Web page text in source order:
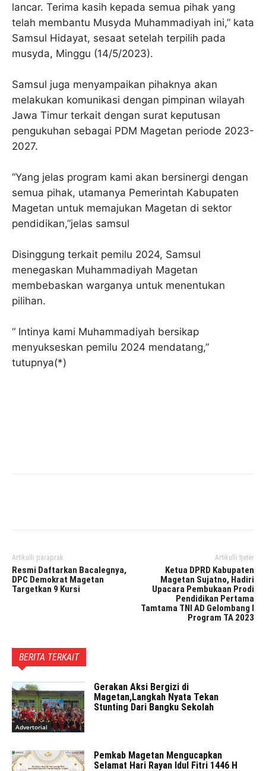
lancar. Terima kasih kepada semua pihak yang
telah membantu Musyda Muhammadiyah ini,” kata
Samsul Hidayat, sesaat setelah terpilih pada
musyda, Minggu (14/5/2023).
Samsul juga menyampaikan pihaknya akan
melakukan komunikasi dengan pimpinan wilayah
Jawa Timur terkait dengan surat keputusan
pengukuhan sebagai PDM Magetan periode 2023-
2027.
“Yang jelas program kami akan bersinergi dengan
semua pihak, utamanya Pemerintah Kabupaten
Magetan untuk memajukan Magetan di sektor
pendidikan,”jelas samsul
Disinggung terkait pemilu 2024, Samsul
menegaskan Muhammadiyah Magetan
membebaskan warganya untuk menentukan
pilihan.
“ Intinya kami Muhammadiyah bersikap
menyukseskan pemilu 2024 mendatang,”
tutupnya(*)
Artikulli paraprak
Resmi Daftarkan Bacalegnya,
DPC Demokrat Magetan
Targetkan 9 Kursi
Artikulli tjetër
Ketua DPRD Kabupaten
Magetan Sujatno, Hadiri
Upacara Pembukaan Prodi
Pendidikan Pertama
Tamtama TNI AD Gelombang I
Program TA 2023
BERITA TERKAIT
Advertorial
Gerakan Aksi Bergizi di
Magetan,Langkah Nyata Tekan
Stunting Dari Bangku Sekolah
Pemkab Magetan Mengucapkan
Selamat Hari Rayan Idul Fitri 1446 H